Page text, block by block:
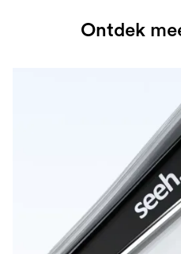
Ontdek